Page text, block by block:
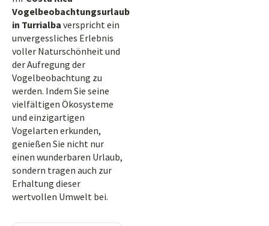
Vogelbeobachtungsurlaub
in Turrialba verspricht ein
unvergessliches Erlebnis
voller Naturschönheit und
der Aufregung der
Vogelbeobachtung zu
werden. Indem Sie seine
vielfältigen Ökosysteme
und einzigartigen
Vogelarten erkunden,
genießen Sie nicht nur
einen wunderbaren Urlaub,
sondern tragen auch zur
Erhaltung dieser
wertvollen Umwelt bei.